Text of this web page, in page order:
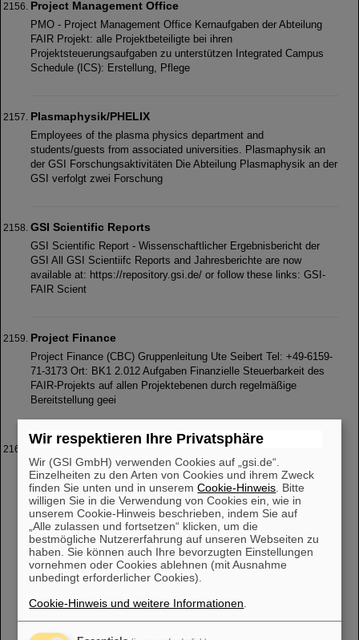
Project Management Office
PMO - Project Management Office Kernaufgaben der Abteilung
FAIR Projekt: alle Projektbeteiligte bei ihren
Projektsteuerungsaufgaben zu unterstützen Integrated Campus
Schedule (ICS): Erstellung, Pflege
Plasmaphysik/PHELIX
Employees of the plasma physics department and
students/guests from associated universities. Plasmaphysik an
der GSI Forschungsaktivitäten Die Abteilung Plasmaphysik an der
GSI verfolgt zwei Forschung
GSI Scientific Reports
GSI Scientific Report - Wissenschaftlicher Ergebnisbericht der
GSI All GSI Scientiifc Reports and Jahresberichte are now
available at: https://repository.gsi.de/ or follow these links: GSI-
FAIR Scient
Project Finance
Project Finance (CBC) Gruppenleitung Ute Seibert Tel: +49-6159-
71-3173 Ort: BK1 2.012 Aufgaben Finanzielle Steuerbarkeit des
FAIR-Projekts auf allen Projektebenen durch regelmäßige
Bereitstellung geei
ESR-Maschine
Die ESR-Maschine Der Experimentier-Speicherring ESR erlaubt
die Speicherung geladener Teilchen mit relativistischen
Geschwindigkeiten über einen weiten Bereich von Massen und
Energien. Das Hauptintere
« .... 211 212 213 214 215 216 217
Wir respektieren Ihre Privatsphäre
Wir (GSI GmbH) verwenden Cookies auf „gsi.de“.
Einzelheiten zu den Arten von Cookies und ihrem Zweck
finden Sie unten und in unseremCookie-Hinweis . Bitte
willigen Sie in die Verwendung von Cookies ein, wie in
unserem Cookie-Hinweis beschrieben, indem Sie auf
„Alle zulassen und fortsetzen“ klicken, um die
bestmögliche Nutzererfahrung auf unseren Webseiten zu
haben. Sie können auch Ihre bevorzugten Einstellungen
vornehmen oder Cookies ablehnen (mit Ausnahme
unbedingt erforderlicher Cookies).
Cookie-Hinweis und weitere Informationen